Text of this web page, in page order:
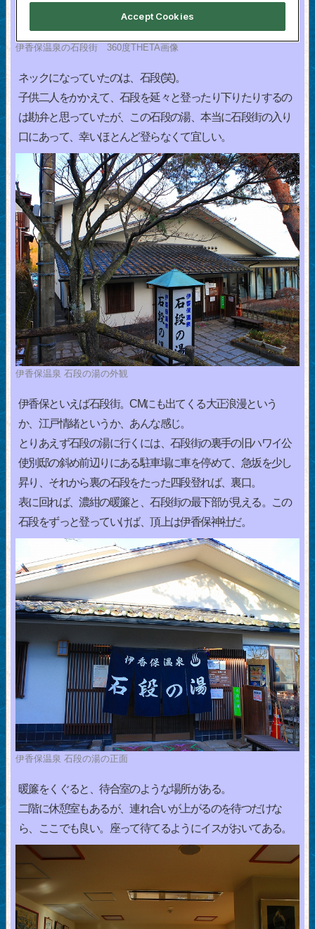
伊香保温泉の石段街 360度THETA画像
ネックになっていたのは、石段(笑)。
子供二人をかかえて、石段を延々と登ったり下りたりするの
は勘弁と思っていたが、この石段の湯、本当に石段街の入り
口にあって、幸いほとんど登らなくて宜しい。
伊香保温泉 石段の湯の外観
伊香保といえば石段街。CMにも出てくる大正浪漫という
か、江戸情緒というか、あんな感じ。
とりあえず石段の湯に行くには、石段街の裏手の旧ハワイ公
使別邸の斜め前辺りにある駐車場に車を停めて、急坂を少し
昇り、それから裏の石段をたった四段登れば、裏口。
表に回れば、濃紺の暖簾と、石段街の最下部が見える。この
石段をずっと登っていけば、頂上は伊香保神社だ。
伊香保温泉 石段の湯の正面
暖簾をくぐると、待合室のような場所がある。
二階に休憩室もあるが、連れ合いが上がるのを待つだけな
ら、ここでも良い。座って待てるようにイスがおいてある。